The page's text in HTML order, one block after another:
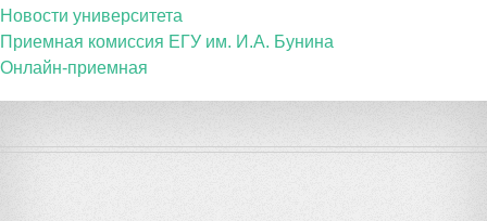
Новости университета
Приемная комиссия ЕГУ им. И.А. Бунина
Онлайн-приемная